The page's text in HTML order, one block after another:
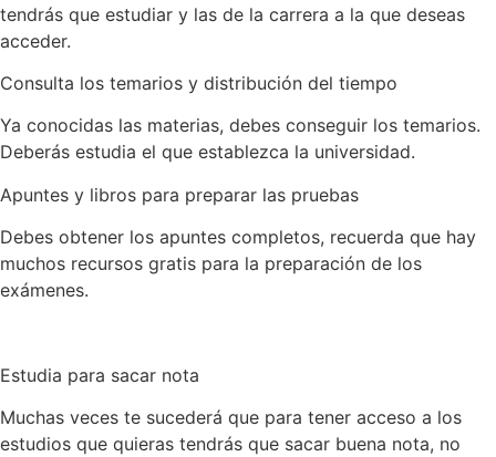
tendrás que estudiar y las de la carrera a la que deseas
acceder.
Consulta los temarios y distribución del tiempo
Ya conocidas las materias, debes conseguir los temarios.
Deberás estudia el que establezca la universidad.
Apuntes y libros para preparar las pruebas
Debes obtener los apuntes completos, recuerda que hay
muchos recursos gratis para la preparación de los
exámenes.
Estudia para sacar nota
Muchas veces te sucederá que para tener acceso a los
estudios que quieras tendrás que sacar buena nota, no